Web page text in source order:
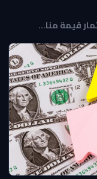
قيمة منا...